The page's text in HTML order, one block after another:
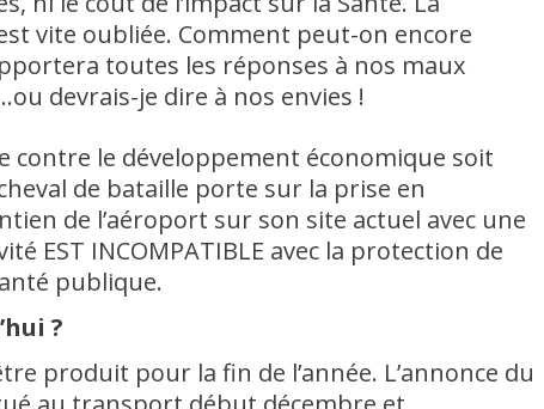
vite oubliée. Comment peut-on encore
toutes les réponses à nos maux
devrais-je dire à nos envies !
contre le développement économique soit
de bataille porte sur la prise en
de l’aéroport sur son site actuel avec une
EST INCOMPATIBLE avec la protection de
publique.
?
produit pour la fin de l’année. L’annonce du